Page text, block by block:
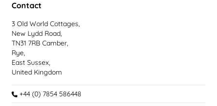
Contact
3 Old World Cottages,
New Lydd Road,
TN31 7RB Camber,
Rye,
East Sussex,
United Kingdom
+44 (0) 7854 586448